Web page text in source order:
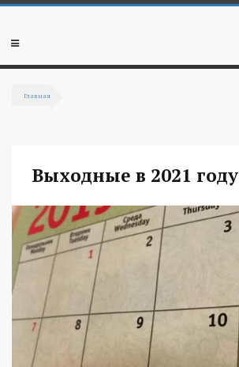
Перейти к основному содержанию
Мобильное
Главная
Выходные в 2021 году